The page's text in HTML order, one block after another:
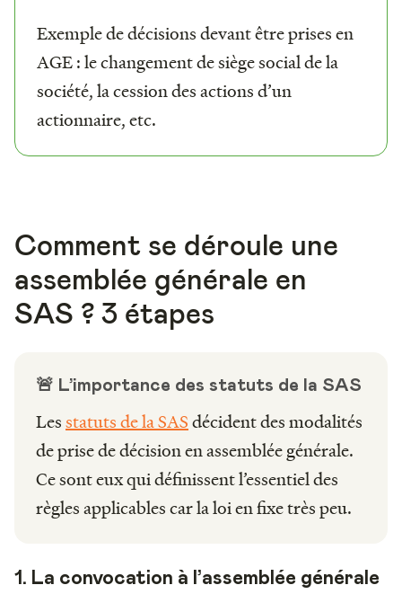
Exemple de décisions devant être prises en
AGE : le changement de siège social de la
société, la cession des actions d’un
actionnaire, etc.
Comment se déroule une
assemblée générale en
SAS ? 3 étapes
🚨 L’importance des statuts de la SAS
Lesstatuts de la SASdécident des modalités
de prise de décision en assemblée générale.
Ce sont eux qui définissent l’essentiel des
règles applicables car la loi en fixe très peu.
1. La convocation à l’assemblée générale